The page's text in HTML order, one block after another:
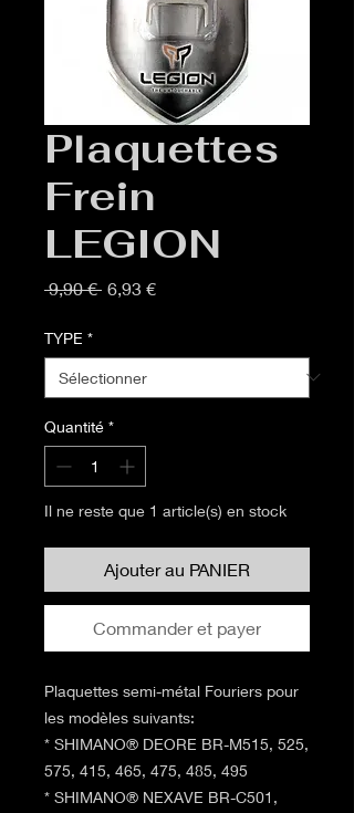
Plaquettes
Frein
LEGION
9,90 € Prix
6,93 €Prix
TYPE *
Quantité *
Il ne reste que 1 article(s) en stock
Ajouter au PANIER
Commander et payer
Plaquettes semi-métal Fouriers pour
les modèles suivants:
* SHIMANO® DEORE BR-M515, 525,
575, 415, 465, 475, 485, 495
* SHIMANO® NEXAVE BR-C501,